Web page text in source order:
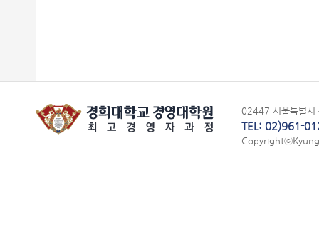
02447 서울특별시
TEL: 02)961-